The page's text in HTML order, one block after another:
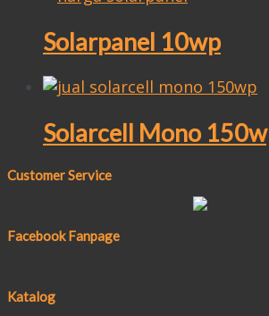
Solarpanel 10wp
Solarcell Mono
Customer Service
Facebook Fanpage
Katalog